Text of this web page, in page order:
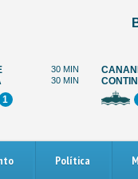
30 MIN
30 MIN
1
Política